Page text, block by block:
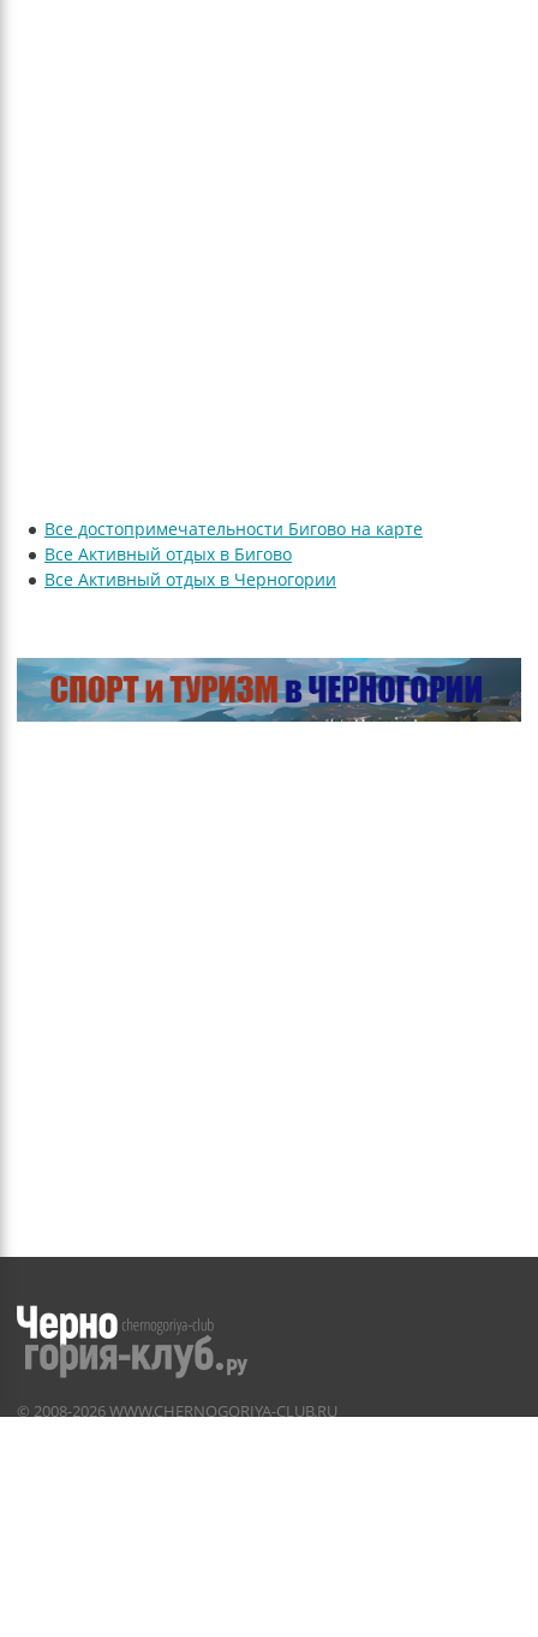
Все достопримечательности Бигово на карте
Все Активный отдых в Бигово
Все Активный отдых в Черногории
© 2008-2026WWW.CHERNOGORIYA-CLUB.RU